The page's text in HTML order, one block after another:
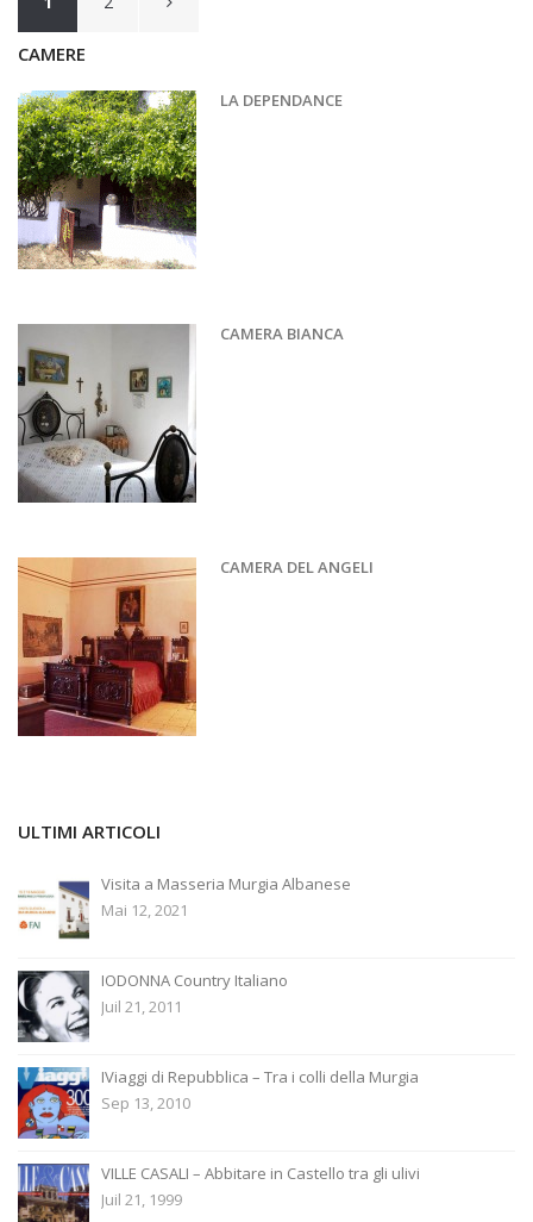
des
articles
CAMERE
LA DEPENDANCE
CAMERA BIANCA
CAMERA DEL ANGELI
ULTIMI ARTICOLI
Visita a Masseria Murgia Albanese
Mai 12, 2021
IODONNA Country Italiano
Juil 21, 2011
IViaggi di Repubblica – Tra i colli della Murgia
Sep 13, 2010
VILLE CASALI – Abbitare in Castello tra gli ulivi
Juil 21, 1999